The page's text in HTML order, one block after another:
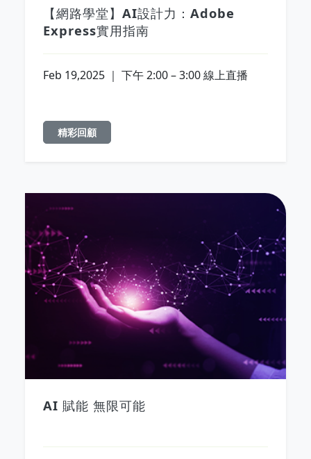
【網路學堂】AI設計力：Adobe
Express實用指南
Feb 19,2025 ｜ 下午 2:00 – 3:00 線上直播
精彩回顧
AI 賦能 無限可能